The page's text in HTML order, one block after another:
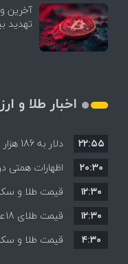
آخرین
اخبار طلا و ارز
دلار
احتمالی هرمز
۲۲:۵۵
این افزایش
۲۰:۳۰
همه قیمت ها
۱۲:۳۰
قیمت + جدول
۱۲:۳۰
قیمت طلا و سکه شنبه 17
۴:۳۰